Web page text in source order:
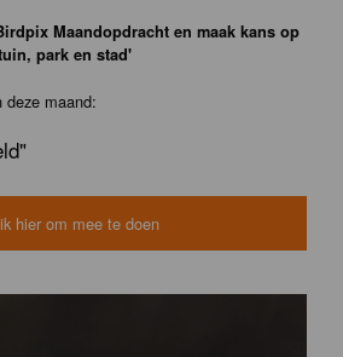
Maandopdracht en maak kans op
park en stad'
deze maand:
hier om mee te doen